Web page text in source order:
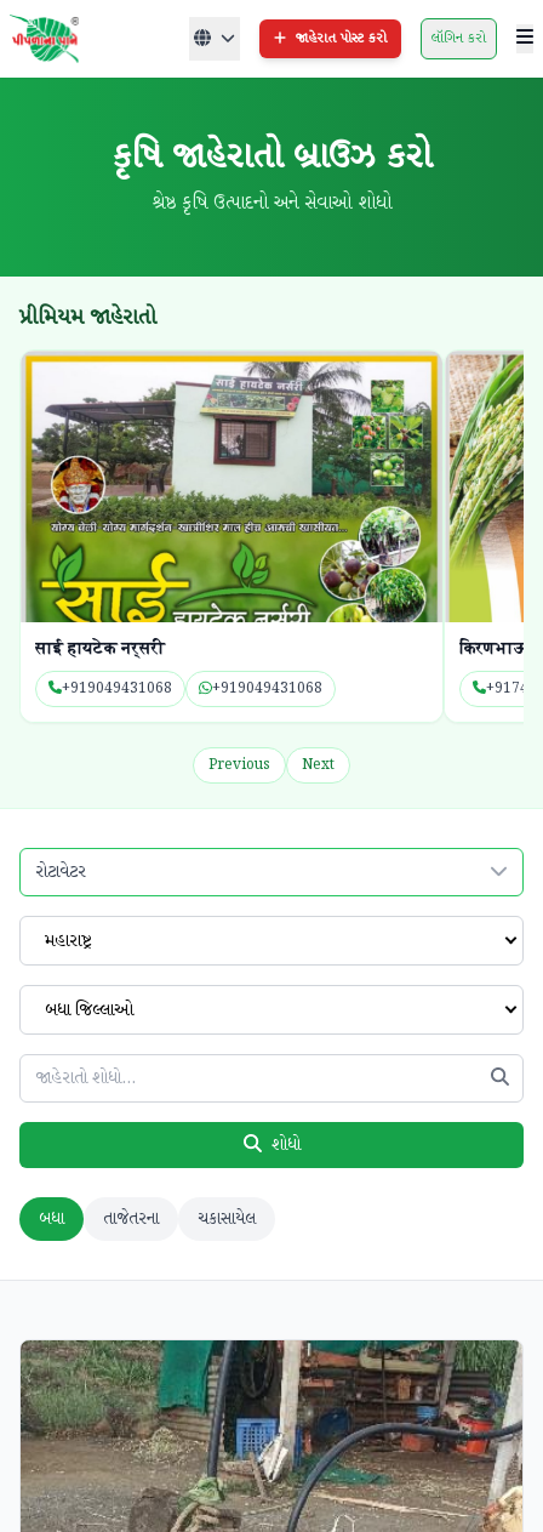
જાહેરાત પોસ્ટ કરો લૉગિન કરો
કૃષિ જાહેરાતો બ્રાઉઝ કરો
શ્રેષ્ઠ કૃષિ ઉત્પાદનો અને સેવાઓ શોધો
પ્રીમિયમ જાહેરાતો
साई हायटेक नर्सरी
+919049431068 +919049431068
किरणभाऊ
Previous Next
રોટાવેટર
મહારાષ્ટ્ર
બધા જિલ્લાઓ
શોધો
બધા તાજેતરના ચકાસાયેલ